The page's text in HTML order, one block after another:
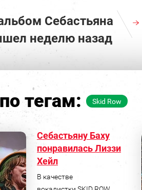
Себастьяна
неделю назад
тегам: Skid Row
Себастьяну Баху
понравилась Лиззи
Хейл
В качестве